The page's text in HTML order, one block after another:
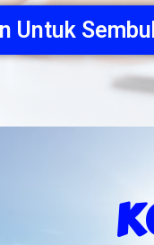
Untuk